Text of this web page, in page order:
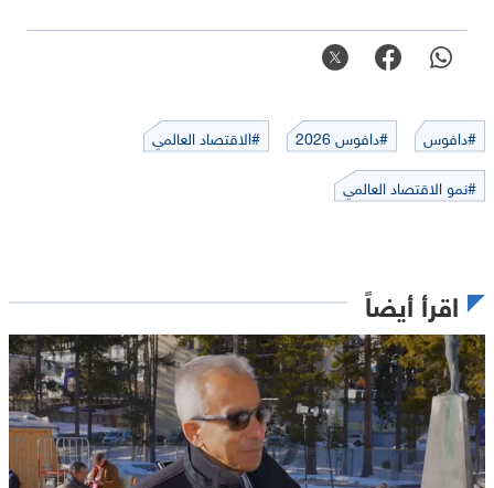
#دافوس #دافوس 2026
#الاقتصاد العالمي
#نمو الاقتصاد العالمي
اقرأ أيضاً